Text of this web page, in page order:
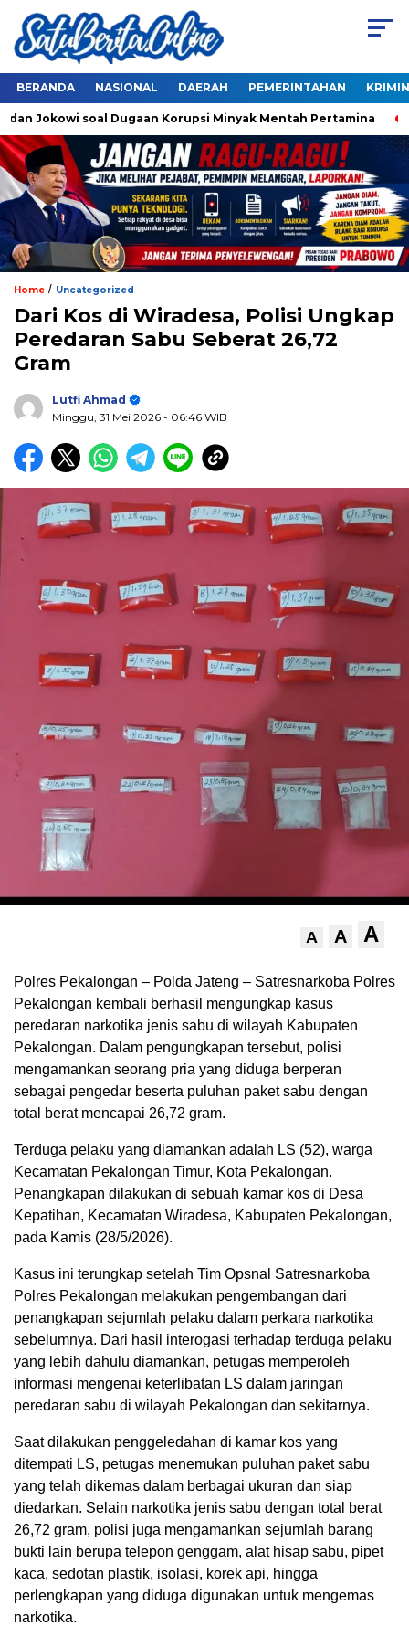
BERANDA NASIONAL DAERAH PEMERINTAHAN
Jokowi soal Dugaan Korupsi Minyak Mentah Pertamina
Home / Uncategorized
Dari Kos di Wiradesa, Polisi Ungkap
Peredaran Sabu Seberat 26,72
Gram
Lutfi Ahmad
Minggu, 31 Mei 2026 - 06:46 WIB
A A A
Polres Pekalongan – Polda Jateng – Satresnarkoba Polres
Pekalongan kembali berhasil mengungkap kasus
peredaran narkotika jenis sabu di wilayah Kabupaten
Pekalongan. Dalam pengungkapan tersebut, polisi
mengamankan seorang pria yang diduga berperan
sebagai pengedar beserta puluhan paket sabu dengan
total berat mencapai 26,72 gram.
Terduga pelaku yang diamankan adalah LS (52), warga
Kecamatan Pekalongan Timur, Kota Pekalongan.
Penangkapan dilakukan di sebuah kamar kos di Desa
Kepatihan, Kecamatan Wiradesa, Kabupaten Pekalongan,
pada Kamis (28/5/2026).
Kasus ini terungkap setelah Tim Opsnal Satresnarkoba
Polres Pekalongan melakukan pengembangan dari
penangkapan sejumlah pelaku dalam perkara narkotika
sebelumnya. Dari hasil interogasi terhadap terduga pelaku
yang lebih dahulu diamankan, petugas memperoleh
informasi mengenai keterlibatan LS dalam jaringan
peredaran sabu di wilayah Pekalongan dan sekitarnya.
Saat dilakukan penggeledahan di kamar kos yang
ditempati LS, petugas menemukan puluhan paket sabu
yang telah dikemas dalam berbagai ukuran dan siap
diedarkan. Selain narkotika jenis sabu dengan total berat
26,72 gram, polisi juga mengamankan sejumlah barang
bukti lain berupa telepon genggam, alat hisap sabu, pipet
kaca, sedotan plastik, isolasi, korek api, hingga
perlengkapan yang diduga digunakan untuk mengemas
narkotika.